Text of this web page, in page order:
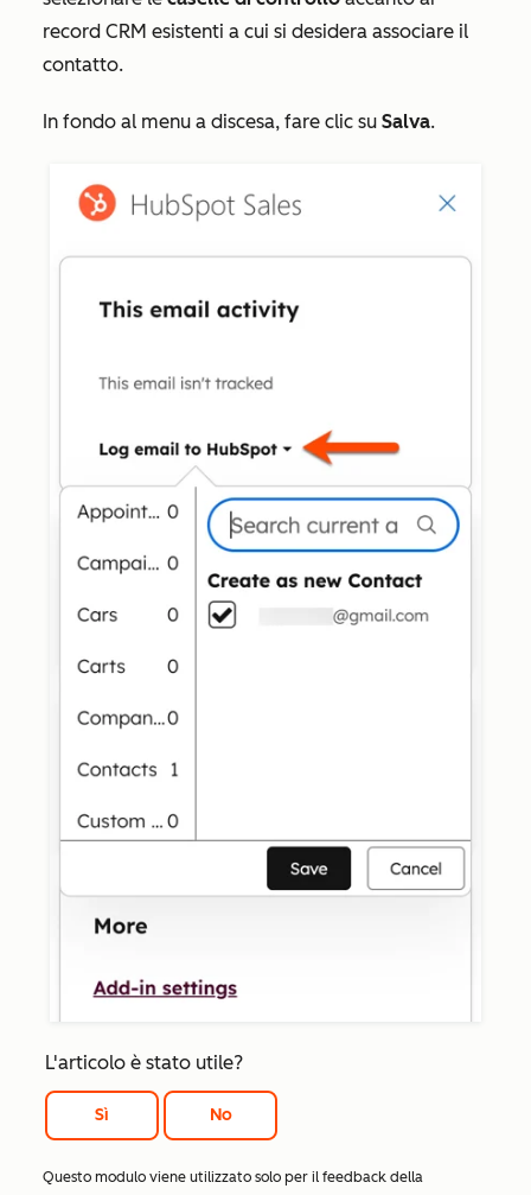
record CRM esistenti a cui si desidera associare il
contatto.
In fondo al menu a discesa, fare clic su Salva.
L'articolo è stato utile?
Sì No
Questo modulo viene utilizzato solo per il feedback della